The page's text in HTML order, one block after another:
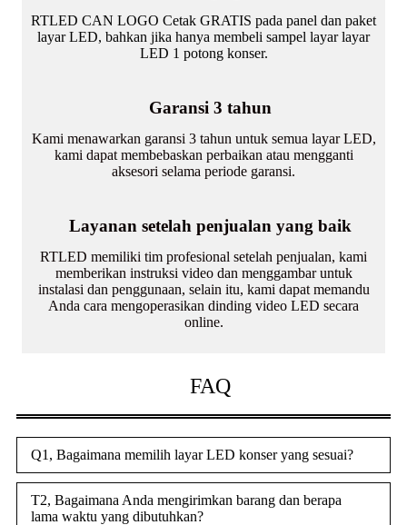
RTLED CAN LOGO Cetak GRATIS pada panel dan paket
layar LED, bahkan jika hanya membeli sampel layar layar
LED 1 potong konser.
Garansi 3 tahun
Kami menawarkan garansi 3 tahun untuk semua layar LED,
kami dapat membebaskan perbaikan atau mengganti
aksesori selama periode garansi.
Layanan setelah penjualan yang baik
RTLED memiliki tim profesional setelah penjualan, kami
memberikan instruksi video dan menggambar untuk
instalasi dan penggunaan, selain itu, kami dapat memandu
Anda cara mengoperasikan dinding video LED secara
online.
FAQ
Q1, Bagaimana memilih layar LED konser yang sesuai?
T2, Bagaimana Anda mengirimkan barang dan berapa
lama waktu yang dibutuhkan?